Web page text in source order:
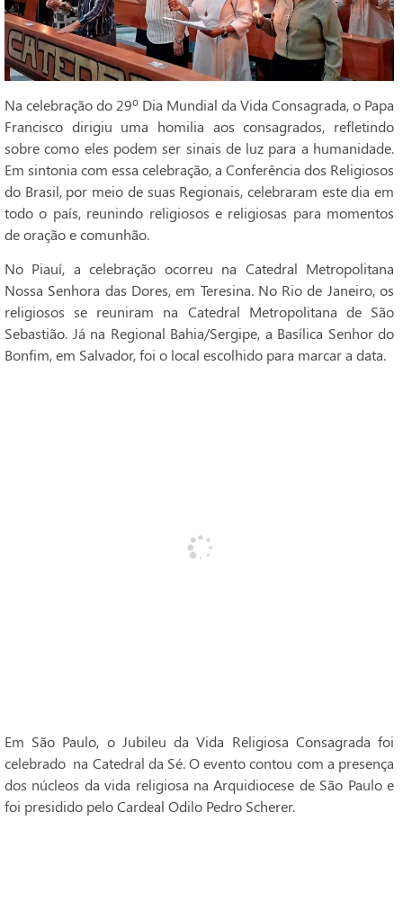
Na celebração do 29º Dia Mundial da Vida Consagrada, o Papa
Francisco dirigiu uma homilia aos consagrados, refletindo
sobre como eles podem ser sinais de luz para a humanidade.
Em sintonia com essa celebração, a Conferência dos Religiosos
do Brasil, por meio de suas Regionais, celebraram este dia em
todo o país, reunindo religiosos e religiosas para momentos
de oração e comunhão.
No Piauí, a celebração ocorreu na Catedral Metropolitana
Nossa Senhora das Dores, em Teresina. No Rio de Janeiro, os
religiosos se reuniram na Catedral Metropolitana de São
Sebastião. Já na Regional Bahia/Sergipe, a Basílica Senhor do
Bonfim, em Salvador, foi o local escolhido para marcar a data.
Em São Paulo, o Jubileu da Vida Religiosa Consagrada foi
celebrado na Catedral da Sé. O evento contou com a presença
dos núcleos da vida religiosa na Arquidiocese de São Paulo e
foi presidido pelo Cardeal Odilo Pedro Scherer.